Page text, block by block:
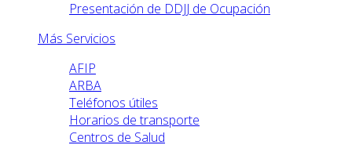
Presentación de DDJJ de Ocupación
Más Servicios
AFIP
ARBA
Teléfonos útiles
Horarios de transporte
Centros de Salud